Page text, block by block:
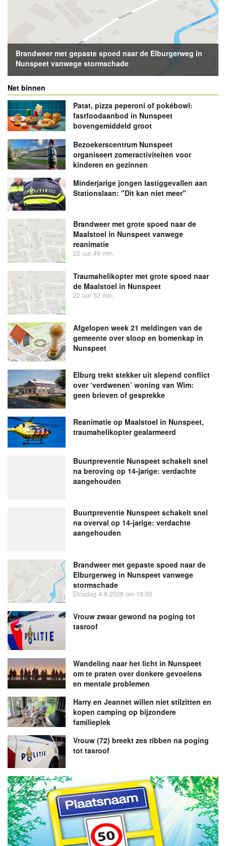
Brandweer met gepaste spoed naar de Elburgerweg in
Nunspeet vanwege stormschade
Net binnen
Patat, pizza peperoni of pokébowl:
fastfoodaanbod in Nunspeet
bovengemiddeld groot
Bezoekerscentrum Nunspeet
organiseert zomeractiviteiten voor
kinderen en gezinnen
Minderjarige jongen lastiggevallen aan
Stationslaan: "Dit kan niet meer"
Brandweer met grote spoed naar de
Maalstoel in Nunspeet vanwege
reanimatie
22 uur 49 min.
Traumahelikopter met grote spoed naar
de Maalstoel in Nunspeet
22 uur 52 min.
Afgelopen week 21 meldingen van de
gemeente over sloop en bomenkap in
Nunspeet
Elburg trekt stekker uit slepend conflict
over ‘verdwenen’ woning van Wim:
geen brieven of gesprekke
Reanimatie op Maalstoel in Nunspeet,
traumahelikopter gealarmeerd
Buurtpreventie Nunspeet schakelt snel
na beroving op 14-jarige: verdachte
aangehouden
Buurtpreventie Nunspeet schakelt snel
na overval op 14-jarige: verdachte
aangehouden
Brandweer met gepaste spoed naar de
Elburgerweg in Nunspeet vanwege
stormschade
Dinsdag 4-8-2026 om 18:50
Vrouw zwaar gewond na poging tot
tasroof
Wandeling naar het licht in Nunspeet
om te praten over donkere gevoelens
en mentale problemen
Harry en Jeannet willen niet stilzitten en
kopen camping op bijzondere
familieplek
Vrouw (72) breekt zes ribben na poging
tot tasroof